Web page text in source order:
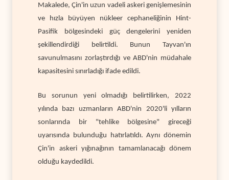
Makalede, Çin'in uzun vadeli askeri genişlemesinin
ve hızla büyüyen nükleer cephaneliğinin Hint-
Pasifik bölgesindeki güç dengelerini yeniden
şekillendirdiği belirtildi. Bunun Tayvan'ın
savunulmasını zorlaştırdığı ve ABD'nin müdahale
kapasitesini sınırladığı ifade edildi.
Bu sorunun yeni olmadığı belirtilirken, 2022
yılında bazı uzmanların ABD'nin 2020'li yılların
sonlarında bir "tehlike bölgesine" gireceği
uyarısında bulunduğu hatırlatıldı. Aynı dönemin
Çin'in askeri yığınağının tamamlanacağı dönem
olduğu kaydedildi.